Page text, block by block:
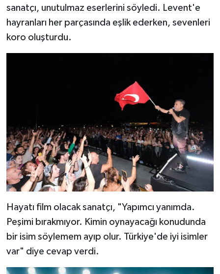
sanatçı, unutulmaz eserlerini söyledi. Levent'e
hayranları her parçasında eşlik ederken, sevenleri
koro oluşturdu.
Hayatı film olacak sanatçı, "Yapımcı yanımda.
Peşimi bırakmıyor. Kimin oynayacağı konudunda
bir isim söylemem ayıp olur. Türkiye'de iyi isimler
var" diye cevap verdi.